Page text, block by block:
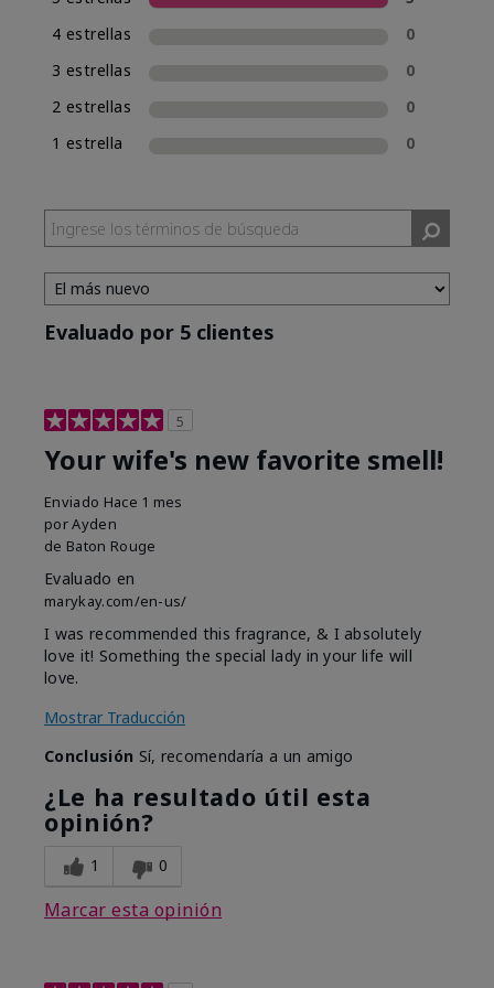
consistente, Mary Kay incluirá la clasificación
de fragancia en el nombre de las nuevas
clasificada como Eau de Parfum (EDP), lo cual se
incluye en su nombre.
4 estrellas
0
3 estrellas
0
2 estrellas
0
1 estrella
0
Evaluado por 5 clientes
5
Your wife's new favorite smell!
Enviado Hace 1 mes
porAyden
de Baton Rouge
Evaluado en
marykay.com/en-us/
I was recommended this fragrance, & I absolutely
love it! Something the special lady in your life will
love.
Mostrar Traducción
Conclusión Sí, recomendaría a un amigo
¿Le ha resultado útil esta
opinión?
1 0
Marcar esta opinión